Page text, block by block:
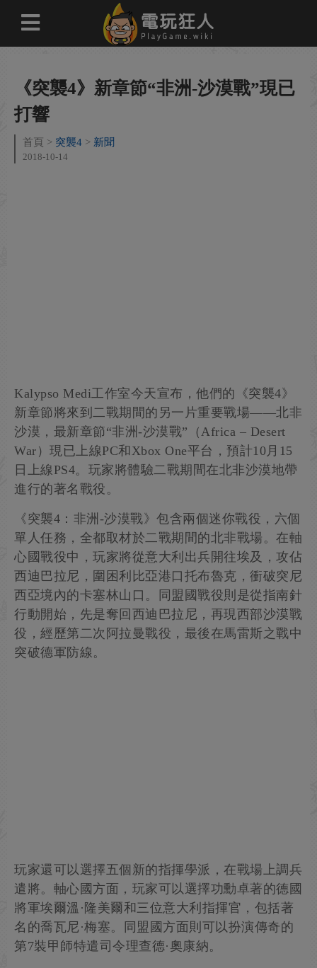
《突襲4》新章節“非洲-沙漠戰”現已
打響
首頁 突襲4 新聞
2018-10-14
Kalypso Medi工作室今天宣布，他們的《突襲4》
新章節將來到二戰期間的另一片重要戰場——北非
沙漠，最新章節“非洲-沙漠戰”（Africa – Desert
War）現已上線PC和Xbox One平台，預計10月15
日上線PS4。玩家將體驗二戰期間在北非沙漠地帶
進行的著名戰役。
《突襲4：非洲-沙漠戰》包含兩個迷你戰役，六個
單人任務，全都取材於二戰期間的北非戰場。在軸
心國戰役中，玩家將從意大利出兵開往埃及，攻佔
西迪巴拉尼，圍困利比亞港口托布魯克，衝破突尼
西亞境內的卡塞林山口。同盟國戰役則是從指南針
行動開始，先是奪回西迪巴拉尼，再現西部沙漠戰
役，經歷第二次阿拉曼戰役，最後在馬雷斯之戰中
突破德軍防線。
玩家還可以選擇五個新的指揮學派，在戰場上調兵
遣將。軸心國方面，玩家可以選擇功勳卓著的德國
將軍埃爾溫·隆美爾和三位意大利指揮官，包括著
名的喬瓦尼·梅塞。同盟國方面則可以扮演傳奇的
第7裝甲師特遣司令理查德·奧康納。